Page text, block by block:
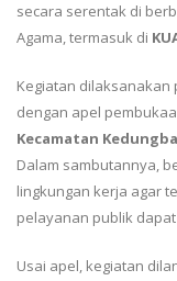
secara serentak di
Agama, termasuk di
Kegiatan dilaksanakan
dengan apel
Kecamatan
Dalam sambutannya,
lingkungan kerja agar
pelayanan publik
Usai apel, kegiatan